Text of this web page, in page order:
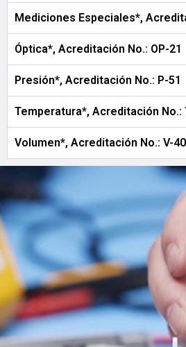
Mediciones Especiales*,
Óptica*, Acreditación No.: OP-21
Presión*, Acreditación No.: P-51
Temperatura*, Acreditación No.:
Volumen*, Acreditación No.: V-40